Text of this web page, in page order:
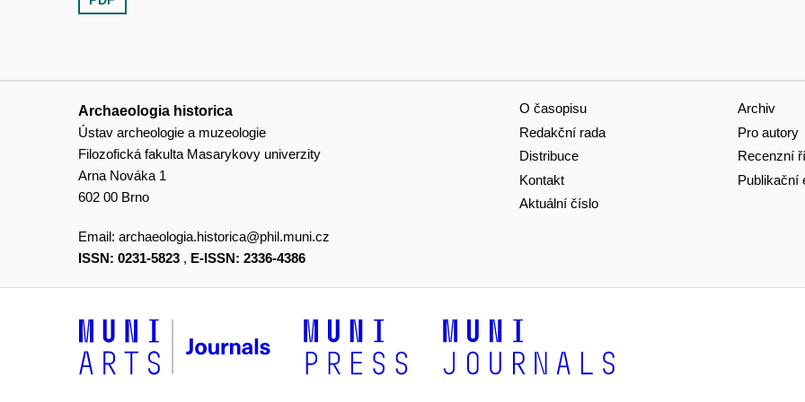
Archaeologia historica
Ústav archeologie a muzeologie
Filozofická fakulta Masarykovy univerzity
Arna Nováka 1
602 00 Brno
Email: archaeologia.historica@phil.muni.cz
ISSN: 0231-5823 , E-ISSN: 2336-4386
O časopisu
Redakční rada
Distribuce
Kontakt
Aktuální číslo
Archiv
Pro autory
Recenzní
Publikační